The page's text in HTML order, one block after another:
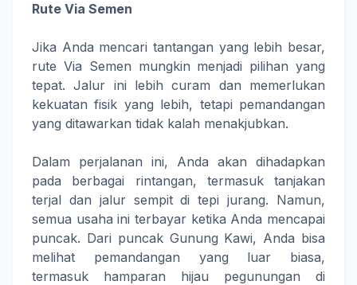
Rute Via Semen
Jika Anda mencari tantangan yang lebih besar,
rute Via Semen mungkin menjadi pilihan yang
tepat. Jalur ini lebih curam dan memerlukan
kekuatan fisik yang lebih, tetapi pemandangan
yang ditawarkan tidak kalah menakjubkan.
Dalam perjalanan ini, Anda akan dihadapkan
pada berbagai rintangan, termasuk tanjakan
terjal dan jalur sempit di tepi jurang. Namun,
semua usaha ini terbayar ketika Anda mencapai
puncak. Dari puncak Gunung Kawi, Anda bisa
melihat pemandangan yang luar biasa,
termasuk hamparan hijau pegunungan di